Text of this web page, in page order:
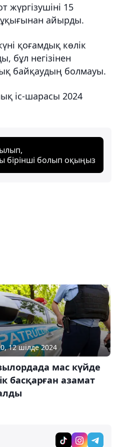
15
айырды.
қоғамдық көлік
бұл негізінен
байқаудың болмауы.
іс-шарасы 2024
бірінші болып оқыңыз
12 шілде 2024
мас күйде
басқарған азамат